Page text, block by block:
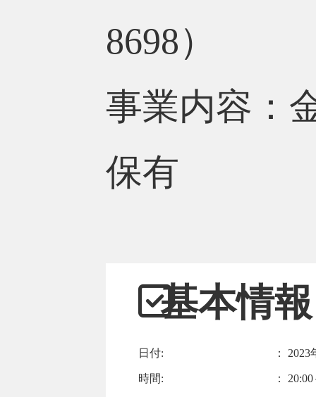
8698）
事業内容：
保有
基本情報
日付: ： 2023
時間: ：